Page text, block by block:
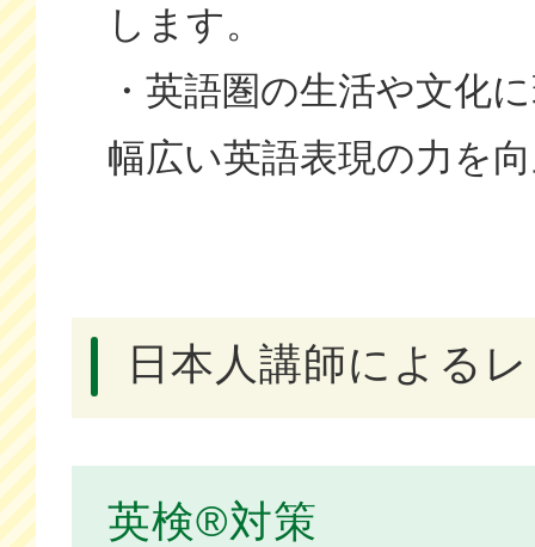
します。
・英語圏の生活や文化
幅広い英語表現の力を
日本人講師による
英検®対策